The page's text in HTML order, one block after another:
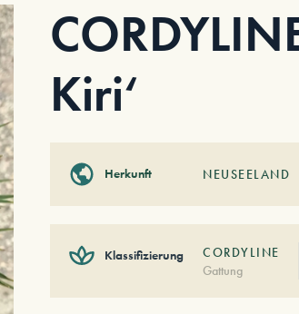
Kiri‘
Herkunft NEUSEELAND
Klassifizierung
CORDYLINE
Gattung